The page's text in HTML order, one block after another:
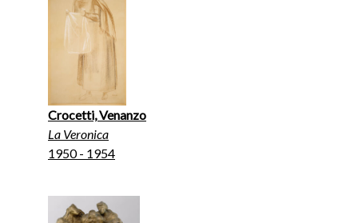
Crocetti, Venanzo
La Veronica
1950 - 1954